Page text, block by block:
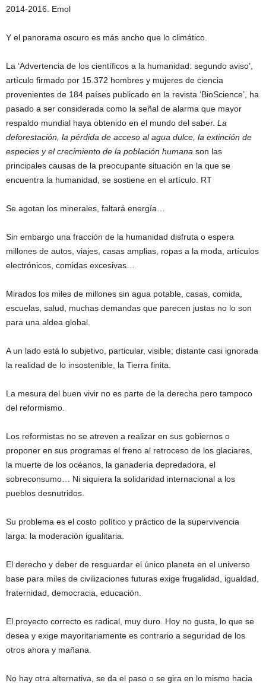
2014-2016. Emol
Y el panorama oscuro es más ancho que lo climático.
La ‘Advertencia de los científicos a la humanidad: segundo aviso’,
artículo firmado por 15.372 hombres y mujeres de ciencia
provenientes de 184 países publicado en la revista ‘BioScience’, ha
pasado a ser considerada como la señal de alarma que mayor
respaldo mundial haya obtenido en el mundo del saber. La
deforestación, la pérdida de acceso al agua dulce, la extinción de
especies y el crecimiento de la población humana son las
principales causas de la preocupante situación en la que se
encuentra la humanidad, se sostiene en el artículo. RT
Se agotan los minerales, faltará energía…
Sin embargo una fracción de la humanidad disfruta o espera
millones de autos, viajes, casas amplias, ropas a la moda, artículos
electrónicos, comidas excesivas…
Mirados los miles de millones sin agua potable, casas, comida,
escuelas, salud, muchas demandas que parecen justas no lo son
para una aldea global.
A un lado está lo subjetivo, particular, visible; distante casi ignorada
la realidad de lo insostenible, la Tierra finita.
La mesura del buen vivir no es parte de la derecha pero tampoco
del reformismo.
Los reformistas no se atreven a realizar en sus gobiernos o
proponer en sus programas el freno al retroceso de los glaciares,
la muerte de los océanos, la ganadería depredadora, el
sobreconsumo… Ni siquiera la solidaridad internacional a los
pueblos desnutridos.
Su problema es el costo político y práctico de la supervivencia
larga: la moderación igualitaria.
El derecho y deber de resguardar el único planeta en el universo
base para miles de civilizaciones futuras exige frugalidad, igualdad,
fraternidad, democracia, educación.
El proyecto correcto es radical, muy duro. Hoy no gusta, lo que se
desea y exige mayoritariamente es contrario a seguridad de los
otros ahora y mañana.
No hay otra alternativa, se da el paso o se gira en lo mismo hacia